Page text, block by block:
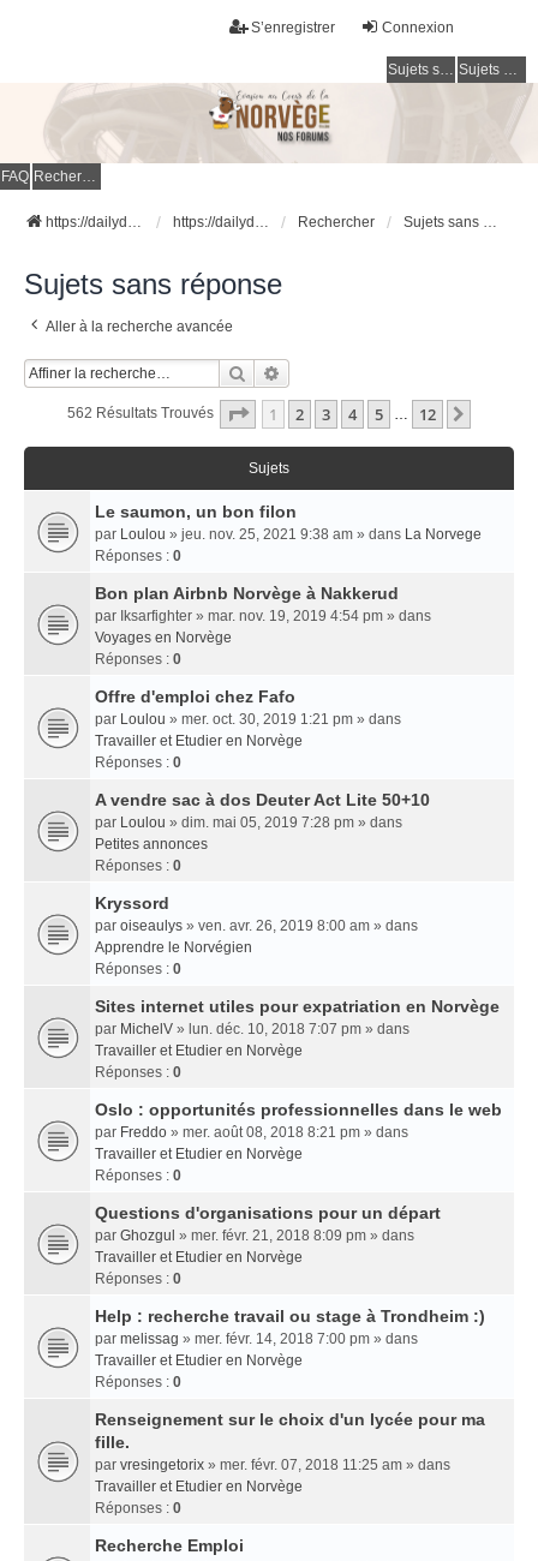
Connexion
S’enregistrer
Sujets sans réponse Sujets actifs
FAQ Rechercher
https://dailydigesthub.com https://dailydigesthub.com Rechercher Sujets sans réponse
Sujets sans réponse
Aller à la recherche avancée
Rechercher
562 Résultats Trouvés Page 1Sur
1 2 3 4 5 … 12
Sujets
Le saumon, un bon filon
par Loulou » jeu. nov. 25, 2021 9:38 am » dans La Norvege
Réponses : 0
Bon plan Airbnb Norvège à Nakkerud
par Iksarfighter » mar. nov. 19, 2019 4:54 pm » dans
Voyages en Norvège
Réponses : 0
Offre d'emploi chez Fafo
par Loulou » mer. oct. 30, 2019 1:21 pm » dans
Travailler et Etudier en Norvège
Réponses : 0
A vendre sac à dos Deuter Act Lite 50+10
par Loulou » dim. mai 05, 2019 7:28 pm » dans
Petites annonces
Réponses : 0
Kryssord
par oiseaulys » ven. avr. 26, 2019 8:00 am » dans
Apprendre le Norvégien
Réponses : 0
Sites internet utiles pour expatriation en Norvège
par MichelV » lun. déc. 10, 2018 7:07 pm » dans
Travailler et Etudier en Norvège
Réponses : 0
Oslo : opportunités professionnelles dans le web
par Freddo » mer. août 08, 2018 8:21 pm » dans
Travailler et Etudier en Norvège
Réponses : 0
Questions d'organisations pour un départ
par Ghozgul » mer. févr. 21, 2018 8:09 pm » dans
Travailler et Etudier en Norvège
Réponses : 0
Help : recherche travail ou stage à Trondheim :)
par melissag » mer. févr. 14, 2018 7:00 pm » dans
Travailler et Etudier en Norvège
Réponses : 0
Renseignement sur le choix d'un lycée pour ma
fille.
par vresingetorix » mer. févr. 07, 2018 11:25 am » dans
Travailler et Etudier en Norvège
Réponses : 0
Recherche Emploi